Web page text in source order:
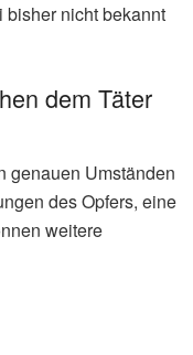
nicht bekannt
dem Täter
genauen Umständen
des Opfers, eine
weitere